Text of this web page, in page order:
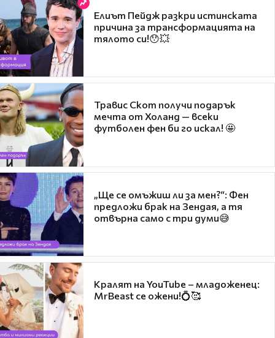
Елиът Пейдж разкри истинската
причина за трансформацията на
тялото си!😯💥
Травис Скот получи подарък
мечта от Холанд — всеки
футболен фен би го искал! 🤩
„Ще се омъжиш ли за мен?“: Фен
предложи брак на Зендая, а тя
отвърна само с три думи😅
Кралят на YouTube – младоженец:
MrBeast се ожени!💍🥰